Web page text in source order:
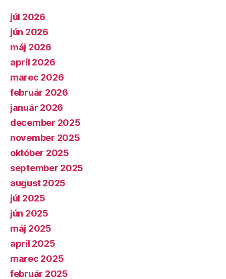
júl 2026
jún 2026
máj 2026
apríl 2026
marec 2026
február 2026
január 2026
december 2025
november 2025
október 2025
september 2025
august 2025
júl 2025
jún 2025
máj 2025
apríl 2025
marec 2025
február 2025